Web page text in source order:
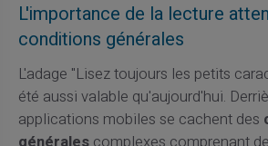
L'importance de la lecture
conditions générales
L'adage "Lisez toujours les petits
été aussi valable qu'aujourd'hui.
applications mobiles se cachent des